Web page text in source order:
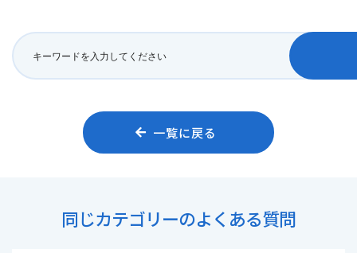
一覧に戻る
同じカテゴリーのよくある質問